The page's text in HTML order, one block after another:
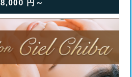
8,000 円 ～